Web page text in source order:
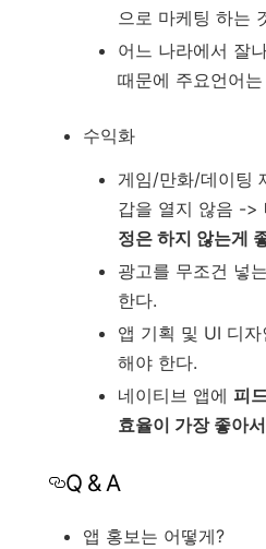
으로 마케팅 하는
어느 나라에서 잘
때문에 주요언어
수익화
게임/만화/데이팅
갑을 열지 않음 ->
정은 하지 않는게
광고를 무조건 넣
한다.
앱 기획 및 UI 디
해야 한다.
네이티브 앱에 피
효율이 가장 좋아서
Q & A
앱 홍보는 어떻게?